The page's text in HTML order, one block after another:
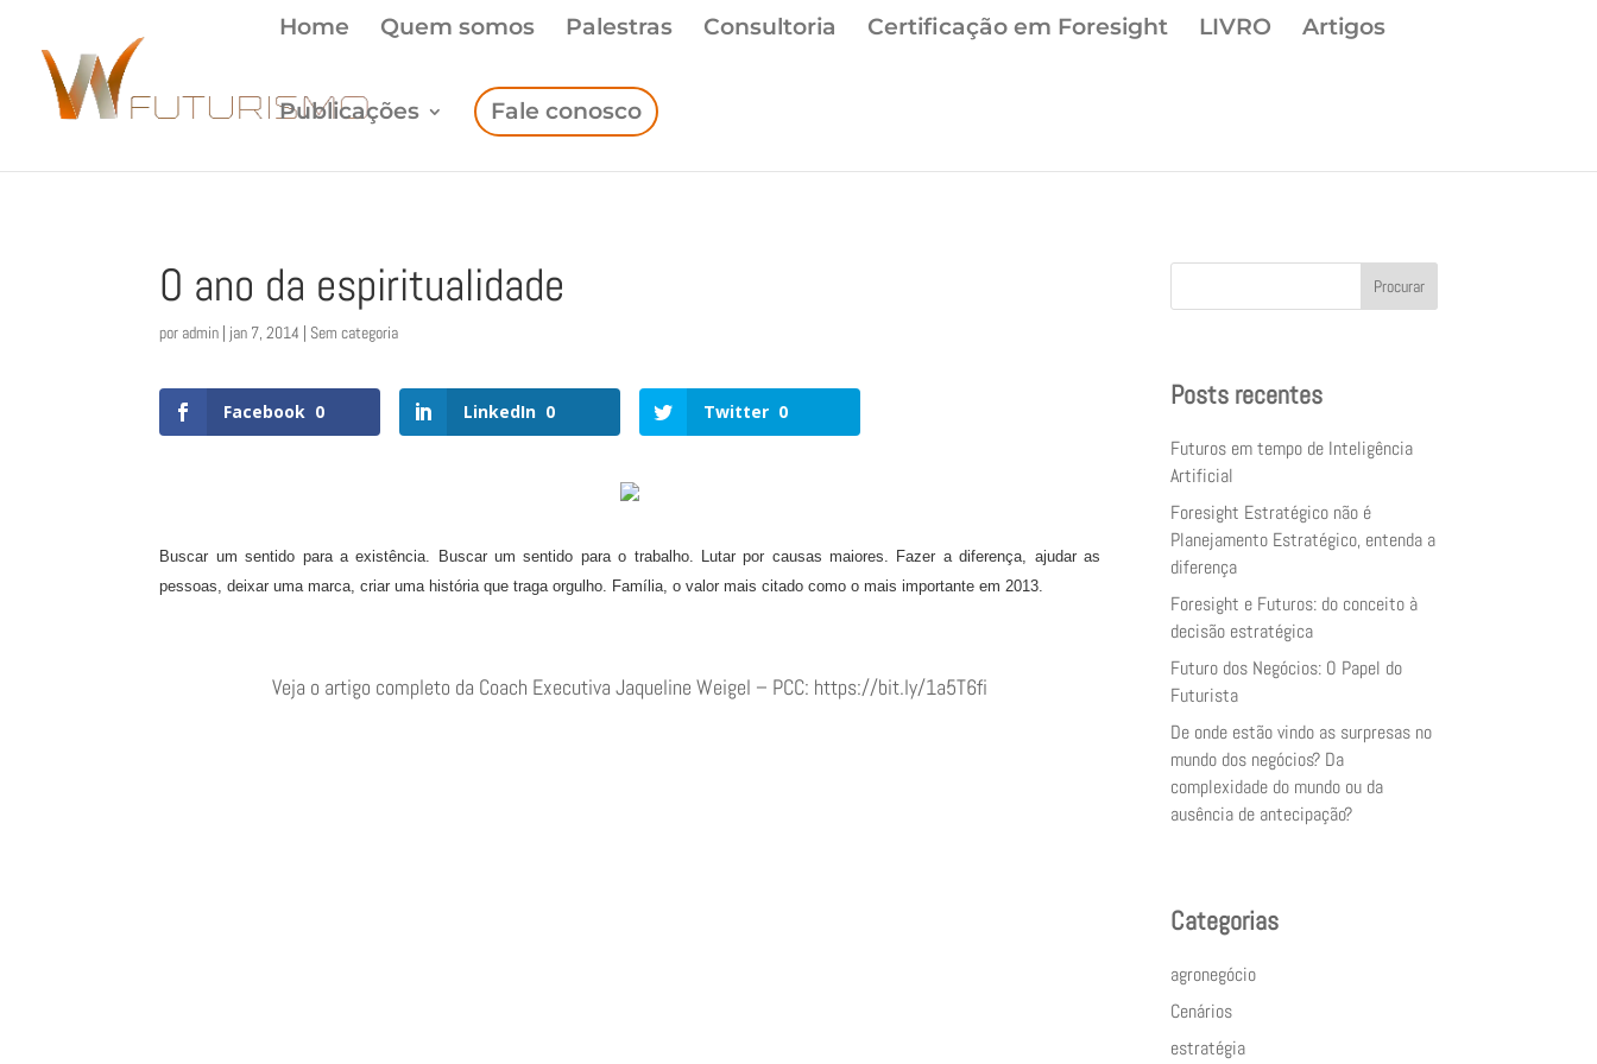
Home Quem somos Palestras Consultoria Certificação em Foresight LIVRO Artigos
Publicações Fale conosco
O ano da espiritualidade
por admin jan 7, 2014 | Sem categoria
Facebook 0 LinkedIn 0 Twitter 0
Buscar um sentido para a existência. Buscar um sentido para o trabalho. Lutar por causas maiores. Fazer a diferença, ajudar as
pessoas, deixar uma marca, criar uma história que traga orgulho. Família, o valor mais citado como o mais importante em 2013.
Veja o artigo completo da Coach Executiva Jaqueline Weigel – PCC: https://bit.ly/1a5T6fi
Procurar
Posts recentes
Futuros em tempo de Inteligência
Artificial
Foresight Estratégico não é
Planejamento Estratégico, entenda a
diferença
Foresight e Futuros: do conceito à
decisão estratégica
Futuro dos Negócios: O Papel do
Futurista
De onde estão vindo as surpresas no
mundo dos negócios? Da
complexidade do mundo ou da
ausência de antecipação?
Categorias
agronegócio
Cenários
estratégia